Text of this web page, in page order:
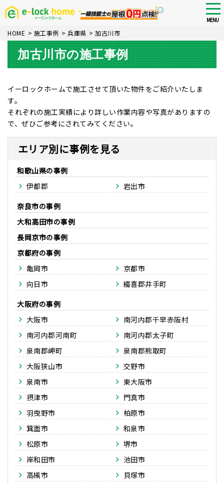
Skip
content
MENU
HOME > 施工事例 > 兵庫県 > 加古川市
加古川市の施工事例
イーロックホームで施工させて頂いた物件をご紹介いたしま
す。
それぞれの施工実績により詳しい作業内容や写真がありますの
で、ぜひご参考にされてみてください。
エリア別に事例を見る
和歌山県
伊都郡
岩出市
奈良市
大和高田市
長岡京市
京都府
亀岡市
京都市
向日市
綴喜郡井手町
大阪府
大阪市
南河内郡千早赤阪村
南河内郡河南町
南河内郡太子町
泉南郡岬町
泉南郡熊取町
大阪狭山市
交野市
泉南市
東大阪市
摂津市
門真市
羽曳野市
柏原市
箕面市
和泉市
松原市
堺市
岸和田市
池田市
高槻市
貝塚市